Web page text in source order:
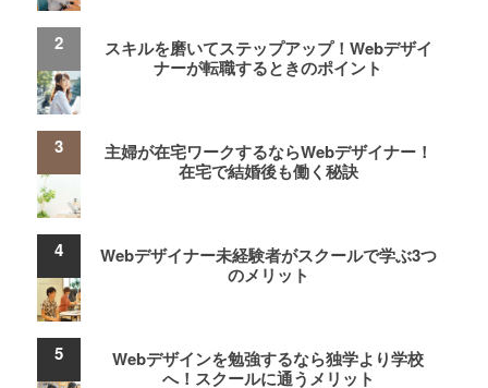
スキルを磨いてステップアップ！Webデザイ
ナーが転職するときのポイント
主婦が在宅ワークするならWebデザイナー！
在宅で結婚後も働く秘訣
Webデザイナー未経験者がスクールで学ぶ3つ
のメリット
Webデザインを勉強するなら独学より学校
へ！スクールに通うメリット